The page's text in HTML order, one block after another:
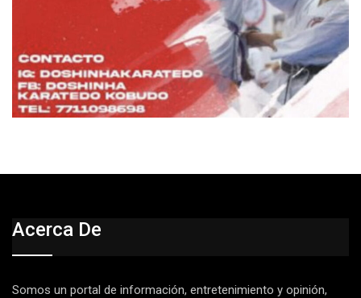
Acerca De
Somos un portal de información, entretenimiento y opinión,